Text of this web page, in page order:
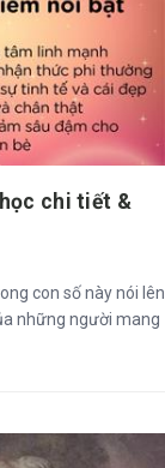
chi tiết &
con số này nói lên
những người mang